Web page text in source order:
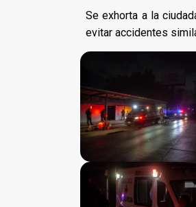
Se exhorta a la
evitar accidentes